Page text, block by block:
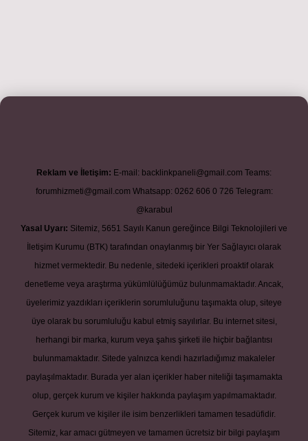
adresibetexper.xyzm elexbet
Reklam ve İletişim: E-mail: backlinkpaneli@gmail.com Teams:
forumhizmeti@gmail.com Whatsapp: 0262 606 0 726 Telegram:
@karabul
Yasal Uyarı: Sitemiz, 5651 Sayılı Kanun gereğince Bilgi Teknolojileri ve
İletişim Kurumu (BTK) tarafından onaylanmış bir Yer Sağlayıcı olarak
hizmet vermektedir. Bu nedenle, sitedeki içerikleri proaktif olarak
denetleme veya araştırma yükümlülüğümüz bulunmamaktadır. Ancak,
üyelerimiz yazdıkları içeriklerin sorumluluğunu taşımakta olup, siteye
üye olarak bu sorumluluğu kabul etmiş sayılırlar. Bu internet sitesi,
herhangi bir marka, kurum veya şahıs şirketi ile hiçbir bağlantısı
bulunmamaktadır. Sitede yalnızca kendi hazırladığımız makaleler
paylaşılmaktadır. Burada yer alan içerikler haber niteliği taşımamakta
olup, gerçek kurum ve kişiler hakkında paylaşım yapılmamaktadır.
Gerçek kurum ve kişiler ile isim benzerlikleri tamamen tesadüfidir.
Sitemiz, kar amacı gütmeyen ve tamamen ücretsiz bir bilgi paylaşım